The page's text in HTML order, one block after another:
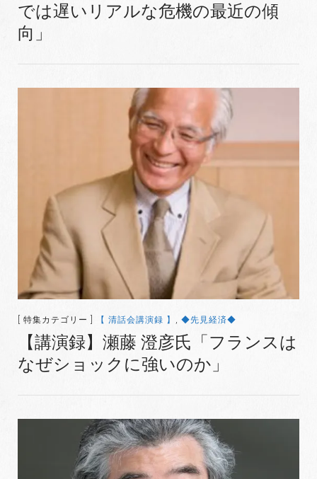
では遅いリアルな危機の最近の傾
向」
[ 特集カテゴリー ] 【 清話会講演録 】 , ◆先見経済◆
【講演録】瀬藤 澄彦氏「フランスは
なぜショックに強いのか」